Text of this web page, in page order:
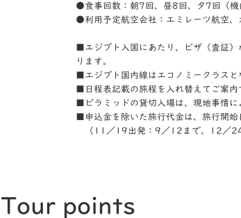
●食事回数：朝7回、昼8回、夕7回（機
●利用予定航空会社：エミレーツ航空
■エジプト入国にあたり、ビザ（査証
ります。
■エジプト国内線はエコノミークラスと
■日程表記載の旅程を入れ替えてご案内
■ピラミッドの貸切入場は、現地事情に
■申込金を除いた旅行代金は、旅行開始
（11／19出発：9／12まで、12／
Tour points